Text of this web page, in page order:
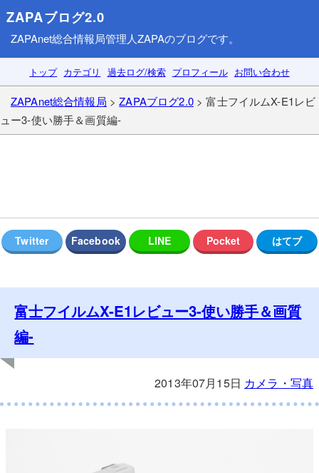
ZAPAブログ2.0
ZAPAnet総合情報局管理人ZAPAのブログです。
トップ カテゴリ 過去ログ/検索 プロフィール お問い合わせ
ZAPAnet総合情報局 >ZAPAブログ2.0> 富士フイルムX-E1レビ
ュー3-使い勝手＆画質編-
富士フイルムX-E1レビュー3-使い勝手＆画質
編-
2013年07月15日 カメラ・写真